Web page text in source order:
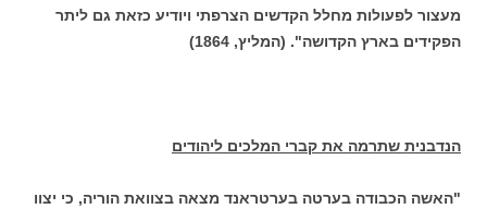
מעצור לפעולות מחלל הקדשים הצרפתי ויודיע כזאת גם ליתר
הפקידים בארץ הקדושה". (המליץ, 1864)
הנדבנית שתרמה את קברי המלכים ליהודים
"האשה הכבודה בערטה בערטראנד מצאה בצוואת הוריה, כי יצוו